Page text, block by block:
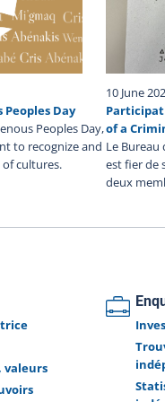
Aucune autre information
Day
Peoples Day,
to recognize and
cultures.
10 June
of a
Le
est fier de
deux
valeurs